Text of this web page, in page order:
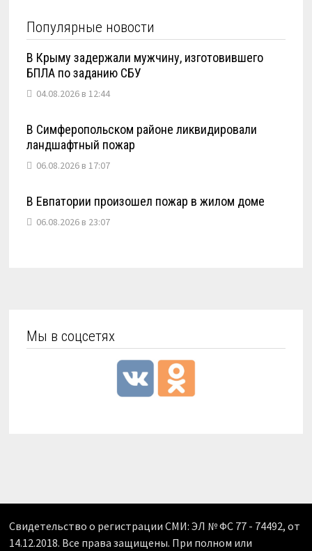
Популярные новости
В Крыму задержали мужчину, изготовившего
БПЛА по заданию СБУ
04.08.2026 в 12:44
В Симферопольском районе ликвидировали
ландшафтный пожар
06.08.2026 в 17:07
В Евпатории произошел пожар в жилом доме
06.08.2026 в 23:07
Мы в соцсетях
Свидетельство о регистрации СМИ: ЭЛ № ФС 77 - 74492, от
14.12.2018. Все права защищены. При полном или